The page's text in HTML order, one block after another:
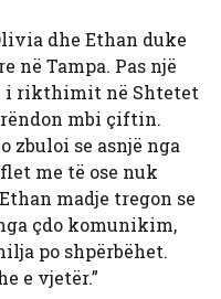
dhe Ethan duke
në Tampa. Pas një
i rikthimit në Shtetet
mbi çiftin.
zbuloi se asnjë nga
me të ose nuk
madje tregon se
çdo komunikim,
po shpërbëhet.
e vjetër.”